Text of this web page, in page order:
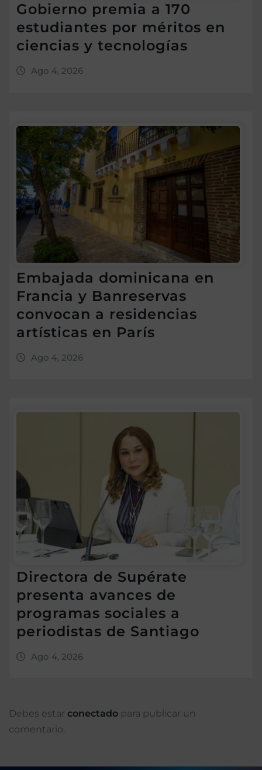
Gobierno premia a 170
estudiantes por méritos en
ciencias y tecnologías
Ago 4, 2026
Embajada dominicana en
Francia y Banreservas
convocan a residencias
artísticas en París
Ago 4, 2026
Directora de Supérate
presenta avances de
programas sociales a
periodistas de Santiago
Ago 4, 2026
Debes estar conectado para publicar un
comentario.